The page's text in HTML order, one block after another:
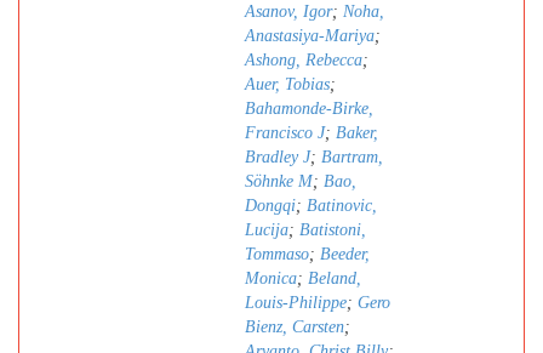
Asanov, Igor; Noha,
Anastasiya-Mariya;
Ashong, Rebecca;
Auer, Tobias;
Bahamonde-Birke,
Francisco J; Baker,
Bradley J; Bartram,
Söhnke M; Bao,
Dongqi; Batinovic,
Lucija; Batistoni,
Tommaso; Beeder,
Monica; Beland,
Louis-Philippe; Gero
Bienz, Carsten;